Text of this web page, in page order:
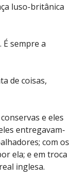
luso-britânica
sempre a
de coisas,
e eles
entregavam-
com os
ela; e em troca
inglesa.